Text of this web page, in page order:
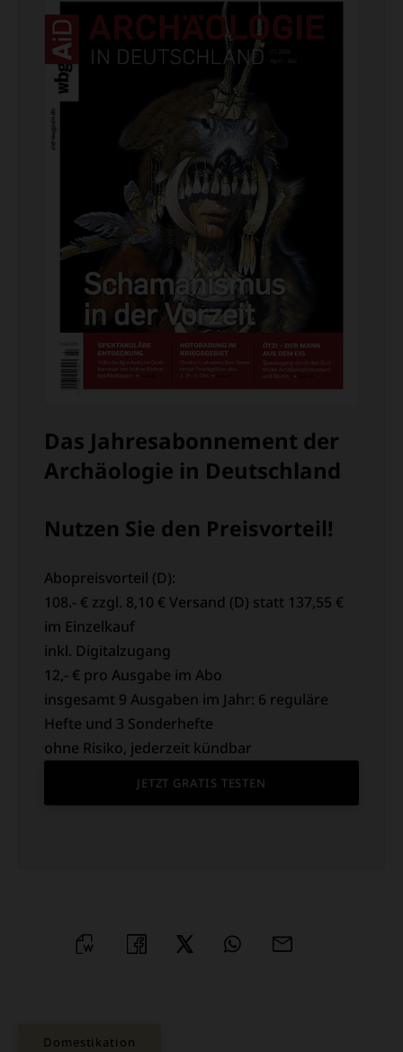
Das Jahresabonnement der
Archäologie in Deutschland
Nutzen Sie den Preisvorteil!
Abopreisvorteil (D):
108.- € zzgl. 8,10 € Versand (D) statt 137,55 €
im Einzelkauf
inkl. Digitalzugang
12,- € pro Ausgabe im Abo
insgesamt 9 Ausgaben im Jahr: 6 reguläre
Hefte und 3 Sonderhefte
ohne Risiko, jederzeit kündbar
JETZT GRATIS TESTEN
Domestikation